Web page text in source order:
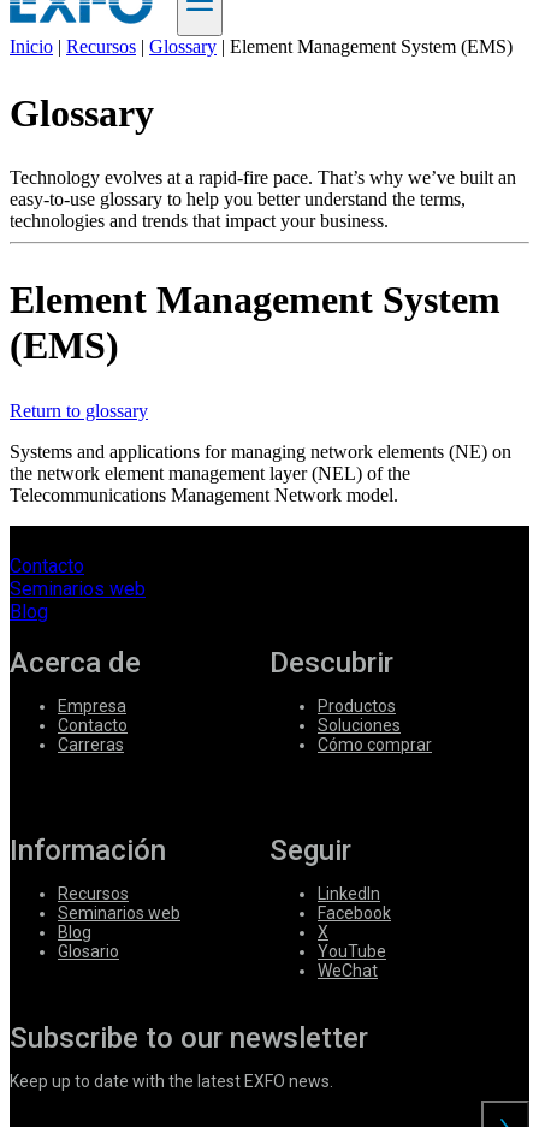
Productos
Asistencia
Servicios
Cómo
Recursos
Contacto
RegisterLogin
Partners
Inicio | Recursos | Glossary | Element Management System (EMS)
Glossary
Technology evolves at a rapid-fire pace. That’s why we’ve built an
easy-to-use glossary to help you better understand the terms,
technologies and trends that impact your business.
Element Management System
(EMS)
Return to glossary
Systems and applications for managing network elements (NE) on
the network element management layer (NEL) of the
Telecommunications Management Network model.
Contacto
Seminarios web
Blog
Acerca de
Empresa
Contacto
Carreras
Descubrir
Productos
Soluciones
Cómo comprar
Información
Recursos
Seminarios web
Blog
Glosario
Seguir
LinkedIn
Facebook
X
YouTube
WeChat
Subscribe to our newsletter
Keep up to date with the latest EXFO news.